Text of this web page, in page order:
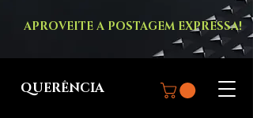
APROVEITE A POSTAGEM EXPRESSA!
QUERÊNCIA